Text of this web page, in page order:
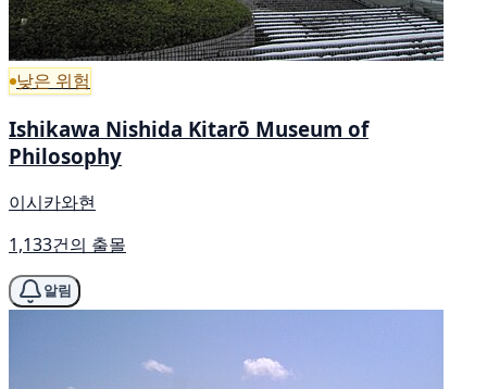
낮은 위험
Ishikawa Nishida Kitarō Museum of
Philosophy
이시카와현
1,133건의 출몰
알림